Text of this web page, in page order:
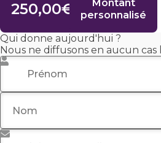
250,00€
Montant
personnalisé
Qui donne aujourd'hui ?
Nous ne diffusons en aucun cas
Prénom
Nom
Adresse e-mail